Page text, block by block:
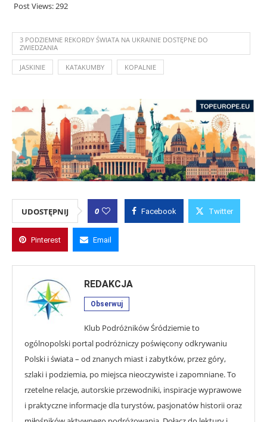
Post Views:292
3 PODZIEMNE REKORDY ŚWIATA NA UKRAINIE DOSTĘPNE DO
ZWIEDZANIA
JASKINIE KATAKUMBY KOPALNIE
UDOSTĘPNIJ 0 Facebook Twitter
Pinterest Email
REDAKCJA
Obserwuj
Klub Podróżników Śródziemie to
ogólnopolski portal podróżniczy poświęcony odkrywaniu
Polski i świata – od znanych miast i zabytków, przez góry,
szlaki i podziemia, po miejsca nieoczywiste i zapomniane. To
rzetelne relacje, autorskie przewodniki, inspiracje wyprawowe
i praktyczne informacje dla turystów, pasjonatów historii oraz